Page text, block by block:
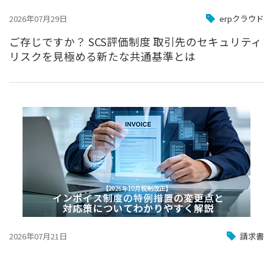
2026年07月29日 erpクラウド
ご存じですか？ SCS評価制度 取引先のセキュリティ
リスクを見極める新たな共通基準とは
2026年07月21日 請求書